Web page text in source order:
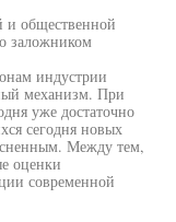
и общественной
заложником
индустрии
механизм. При
уже достаточно
сегодня новых
Между тем,
оценки
современной